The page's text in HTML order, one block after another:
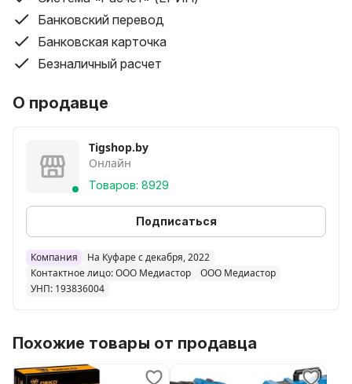
Банковский перевод
Банковская карточка
Безналичный расчет
О продавце
Tigshop.by
Онлайн
Товаров: 8929
Подписаться
Компания
На Куфаре с декабря, 2022
Контактное лицо: ООО Медиастор
ООО Медиастор
УНП: 193836004
Похожие товары от продавца